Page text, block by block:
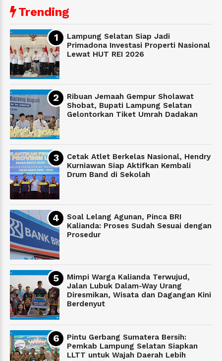
Trending
Lampung Selatan Siap Jadi
Primadona Investasi Properti Nasional
Lewat HUT REI 2026
Ribuan Jemaah Gempur Sholawat
Shobat, Bupati Lampung Selatan
Gelontorkan Tiket Umrah Dadakan
Cetak Atlet Berkelas Nasional, Hendry
Kurniawan Siap Aktifkan Kembali
Drum Band di Sekolah
Soal Lelang Agunan, Pinca BRI
Kalianda: Proses Sudah Sesuai dengan
Prosedur
Mimpi Warga Kalianda Terwujud,
Jalan Lubuk Dalam-Way Urang
Diresmikan, Wisata dan Dagangan Kini
Berdenyut
Pintu Gerbang Sumatera Bersih:
Pemkab Lampung Selatan Siapkan
LLTT untuk Wajah Daerah Lebih